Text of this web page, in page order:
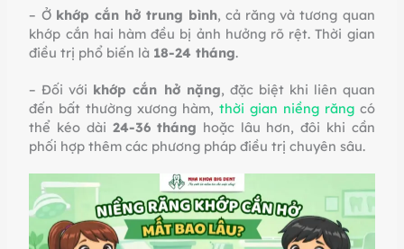
– Ở khớp cắn hở trung bình, cả răng và tương quan
khớp cắn hai hàm đều bị ảnh hưởng rõ rệt. Thời gian
điều trị phổ biến là 18-24 tháng.
– Đối với khớp cắn hở nặng, đặc biệt khi liên quan
đến bất thường xương hàm, thời gian niềng răngcó
thể kéo dài 24-36 tháng hoặc lâu hơn, đôi khi cần
phối hợp thêm các phương pháp điều trị chuyên sâu.